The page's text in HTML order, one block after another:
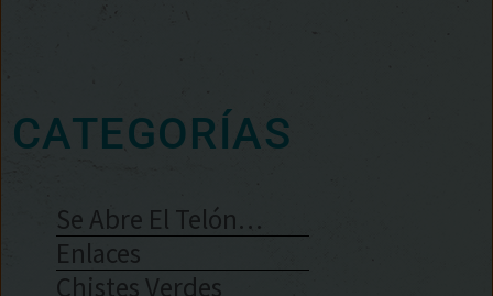
CATEGORÍAS
Se Abre El Telón…
Enlaces
Chistes Verdes